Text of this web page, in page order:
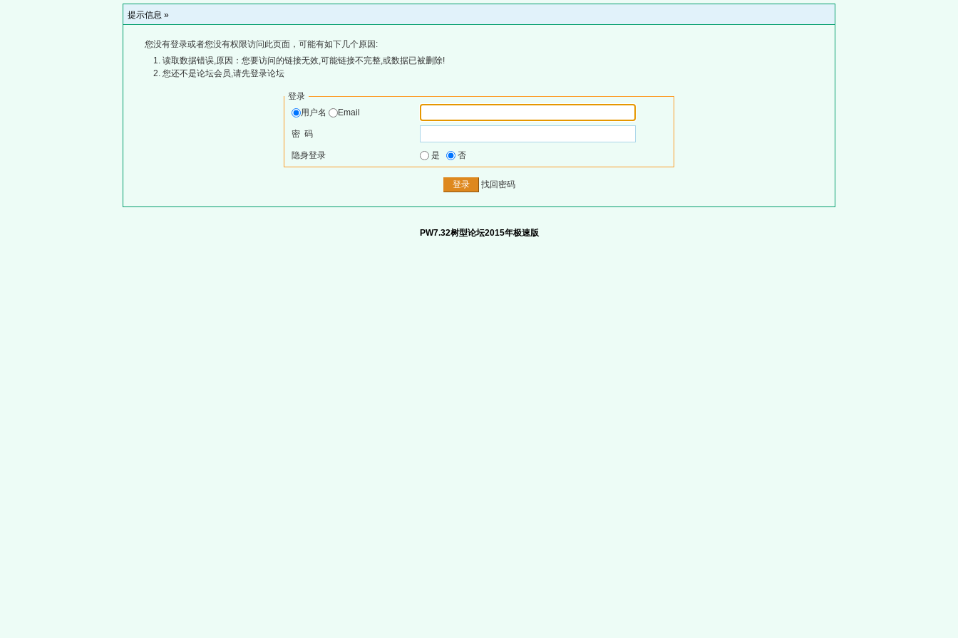
提示信息 »
您没有登录或者您没有权限访问此页面，可能有如下几个原因:
读取数据错误,原因：您要访问的链接无效,可能链接不完整,或数据已被删除!
您还不是论坛会员,请先登录论坛
登录
用户名
Email
密 码
隐身登录 是 否
找回密码
PW7.32树型论坛2015年极速版